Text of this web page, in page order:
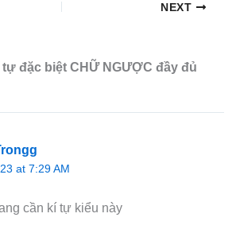
NEXT
đặc biệt CHỮ NGƯỢC đầy đủ
at 7:29 AM
cần kí tự kiểu này